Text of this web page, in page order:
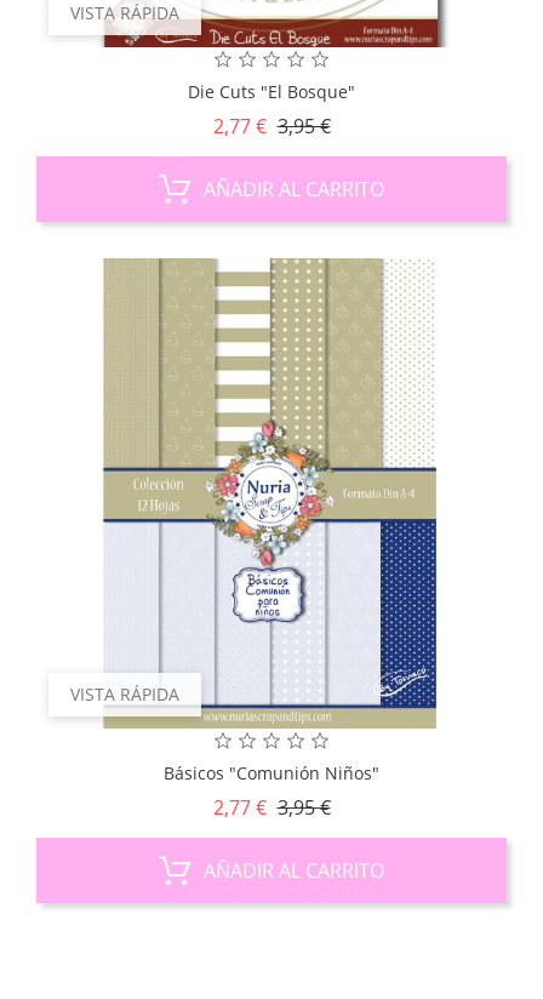
VISTA RÁPIDA
Die Cuts "El Bosque"
2,77 € Precio
3,95 €Precio
AÑADIR AL CARRITO
VISTA RÁPIDA
Básicos "Comunión Niños"
2,77 € Precio
3,95 €Precio
AÑADIR AL CARRITO